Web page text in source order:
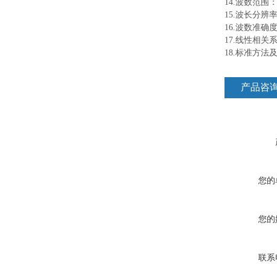
14.波数范围
15.波长分辨
16.波数准确
17.线性相关
18.标准方法
产品咨
您的
您的
联系